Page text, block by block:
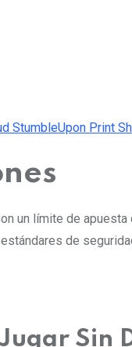
StumbleUpon Print
un límite de
de
Sin